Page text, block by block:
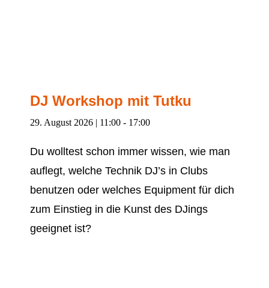
DJ Workshop mit Tutku
29. August 2026 | 11:00- 17:00
Du wolltest schon immer wissen, wie man
auflegt, welche Technik DJ’s in Clubs
benutzen oder welches Equipment für dich
zum Einstieg in die Kunst des DJings
geeignet ist?